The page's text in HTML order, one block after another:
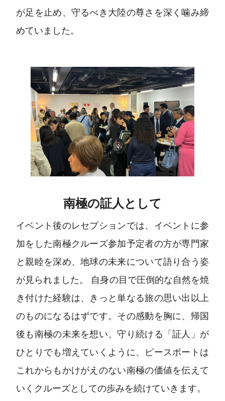
が足を止め、守るべき大陸の尊さを深く噛み締
めていました。
南極の証人として
イベント後のレセプションでは、イベントに参
加をした南極クルーズ参加予定者の方が専門家
と親睦を深め、地球の未来について語り合う姿
が見られました。 自身の目で圧倒的な自然を焼
き付けた経験は、きっと単なる旅の思い出以上
のものになるはずです。その感動を胸に、帰国
後も南極の未来を想い、守り続ける「証人」が
ひとりでも増えていくように、ピースボートは
これからもかけがえのない南極の価値を伝えて
いくクルーズとしての歩みを続けていきます。